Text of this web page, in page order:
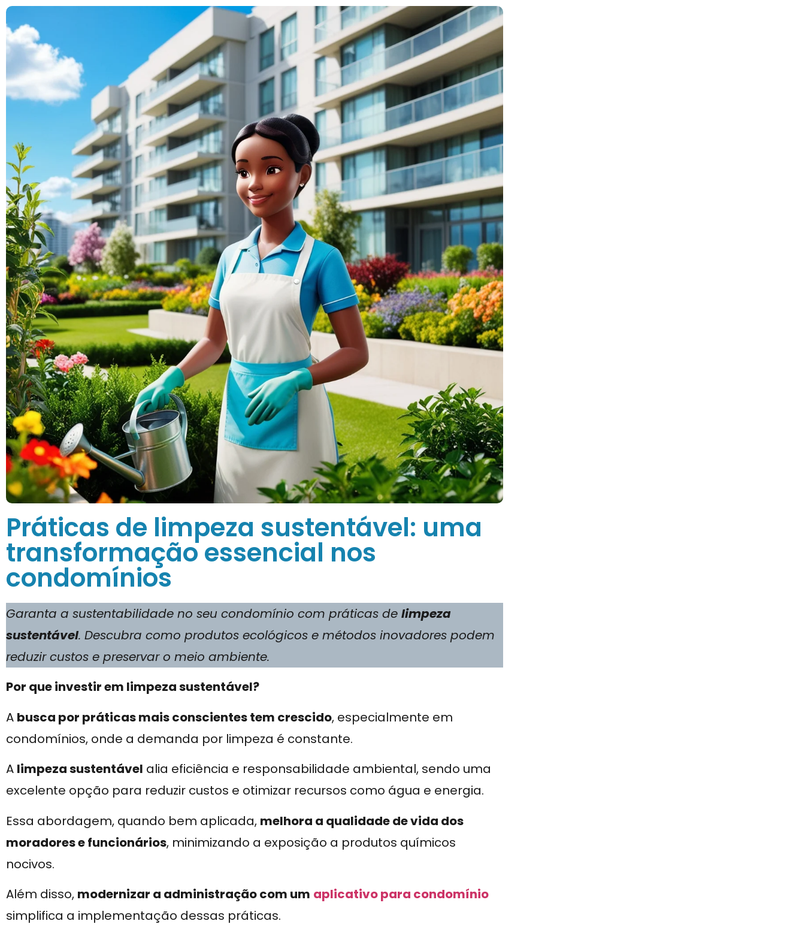
Práticas de limpeza sustentável: uma
transformação essencial nos
condomínios
Garanta a sustentabilidade no seu condomínio com práticas de limpeza
sustentável. Descubra como produtos ecológicos e métodos inovadores podem
reduzir custos e preservar o meio ambiente.
Por que investir em limpeza sustentável?
A busca por práticas mais conscientes tem crescido, especialmente em
condomínios, onde a demanda por limpeza é constante.
A limpeza sustentável alia eficiência e responsabilidade ambiental, sendo uma
excelente opção para reduzir custos e otimizar recursos como água e energia.
Essa abordagem, quando bem aplicada, melhora a qualidade de vida dos
moradores e funcionários, minimizando a exposição a produtos químicos
nocivos.
Além disso, modernizar a administração com um aplicativo para condomínio
simplifica a implementação dessas práticas.